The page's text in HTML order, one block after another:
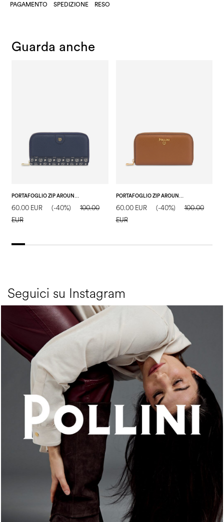
PAGAMENTO SPEDIZIONE RESO
Guarda anche
PORTAFOGLIO ZIP AROUND NAVY/BLU/AVORIO
60.00 EUR (-40%)
100.00
EUR
PORTAFOGLIO ZIP AROUND CUOIO
60.00 EUR (-40%)
100.00
EUR
Seguici su Instagram
An ode to the house’s vibrant Italian roots, the new...